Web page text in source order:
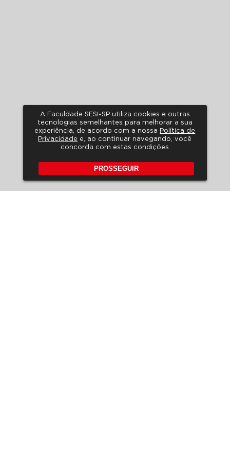
A Faculdade SESI-SP utiliza cookies e outras
tecnologias semelhantes para melhorar a sua
experiência, de acordo com a nossa Política de
Privacidade e, ao continuar navegando, você
concorda com estas condições
PROSSEGUIR